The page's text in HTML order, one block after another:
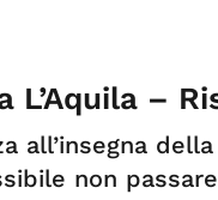
L’Aquila –
all’insegna
non